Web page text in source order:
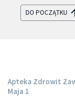
DO POCZĄTKU
Apteka Zdrowit
Maja 1